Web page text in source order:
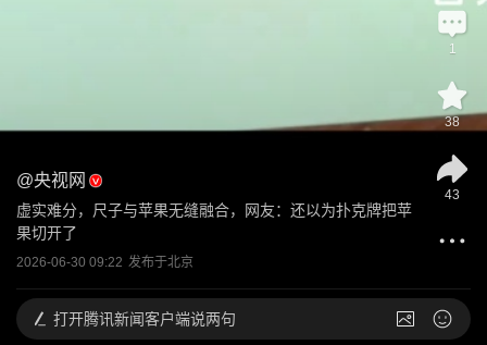
@央视网
虚实难分，尺子与苹果无缝融合，网友：还以为扑克牌把苹
果切开了
2026-06-30 09:22 发布于北京
1
38
43
打开腾讯新闻客户端说两句